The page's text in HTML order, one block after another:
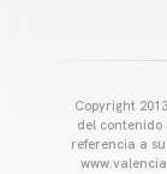
Copyright
del
referencia a